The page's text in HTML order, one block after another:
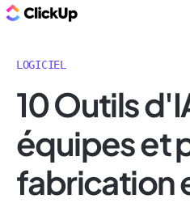
LOGICIEL
10 Outils
équipes et
fabrication